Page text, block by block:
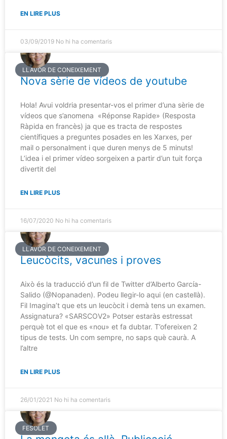
EN LIRE PLUS
03/09/2019 No hi ha comentaris
LLAVOR DE CONEIXEMENT
Nova sèrie de vídeos de youtube
Hola! Avui voldria presentar-vos el primer d’una sèrie de
vídeos que s’anomena «Réponse Rapide» (Resposta
Ràpida en francès) ja que es tracta de respostes
científiques a preguntes posades en les Xarxes, per
mail o personalment i que duren menys de 5 minuts!
L’idea i el primer vídeo sorgeixen a partir d’un tuit força
divertit del
EN LIRE PLUS
16/07/2020 No hi ha comentaris
LLAVOR DE CONEIXEMENT
Leucòcits, vacunes i proves
Això és la traducció d’un fil de Twitter d’Alberto García-
Salido (@Nopanaden). Podeu llegir-lo aqui (en castellà).
Fil Imagina’t que ets un leucòcit i demà tens un examen.
Assignatura? «SARSCOV2» Potser estaràs estressat
perquè tot el que es «nou» et fa dubtar. T’ofereixen 2
tipus de tests. Un com sempre, no saps què caurà. A
l’altre
EN LIRE PLUS
26/01/2021 No hi ha comentaris
FESOLET